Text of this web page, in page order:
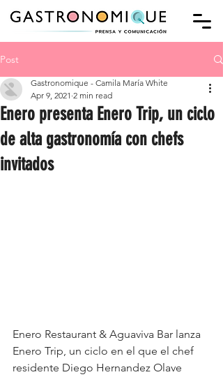
Post
Enero presenta Enero Trip, un ciclo
de alta gastronomía con chefs
invitados
Gastronomique - Camila María White
Apr 9, 2021 2 min read
Enero Restaurant & Aguaviva Bar lanza
Enero Trip, un ciclo en el que el chef
residente Diego Hernandez Olave